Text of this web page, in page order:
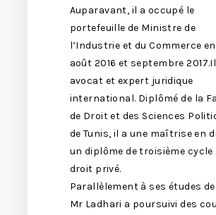
Auparavant, il a occupé le
portefeuille de Ministre de
l’Industrie et du Commerce
août 2016 et septembre
avocat et expert juridique
international. Diplômé de la
de Droit et des Sciences
de Tunis, il a une maîtrise en
un diplôme de troisième cycle
droit privé.
Parallèlement à ses études
Mr Ladhari a poursuivi des